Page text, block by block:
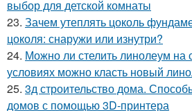
выбор для детской комнаты
23. Зачем утеплять цоколь
цоколя: снаружи или изнутри?
24. Можно ли стелить линолеум на
условиях можно класть новый
25. 3д строительство дома.
домов с помощью 3D-принтера